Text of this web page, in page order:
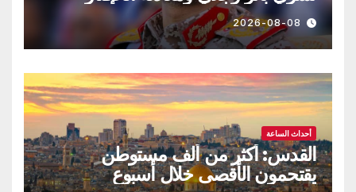
بالحصار مستمرة حتى تحقق أهدافها
2026-08-08
أحداث الساعة
القدس: أكثر من ألف مستوطن
يقتحمون الأقصى خلال أسبوع